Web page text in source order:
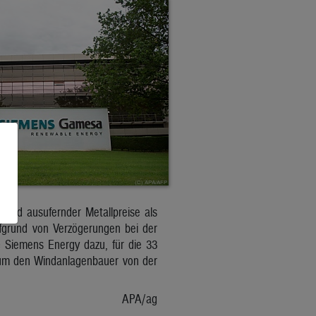
ausufernder Metallpreise als
von Verzögerungen bei der
Energy dazu, für die 33
den Windanlagenbauer von der
APA/ag